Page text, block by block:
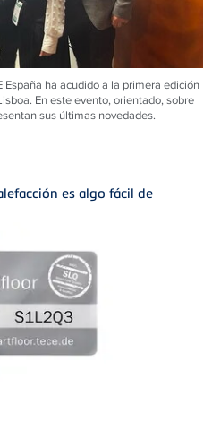
ha acudido a la primera edición
En este evento, orientado, sobre
sus últimas novedades.
es algo fácil de